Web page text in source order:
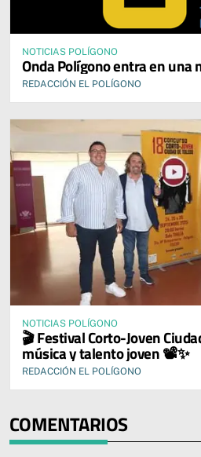
NOTICIAS POLÍGONO
Onda Polígono entra en una
REDACCIÓN EL POLÍGONO
NOTICIAS POLÍGONO
🎬 Festival Corto-Joven
música y talento joven 📽️✨
REDACCIÓN EL POLÍGONO
COMENTARIOS